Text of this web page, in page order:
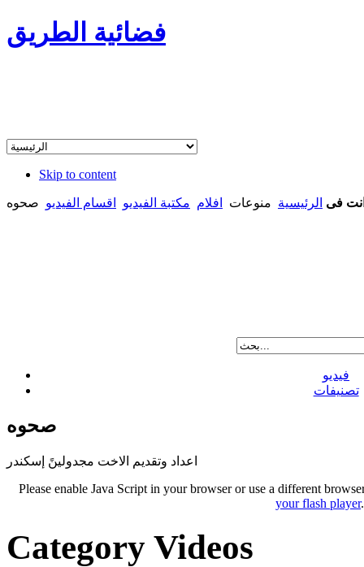
فضائية الطريق
Skip to content
فى الرئيسية منوعات افلام مكتبة الفيديو اقسام الفيديو صحوه
فيديو
تصنيفات
صحوه
اعداد وتقديم الاخت مجدولينً إسكندر
Please enable Java Script in your browser or use a different
your flash player.
Category Videos